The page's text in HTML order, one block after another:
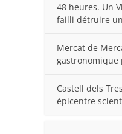
48 heures. Un
failli détruire
Mercat de
gastronomique
Castell dels
épicentre